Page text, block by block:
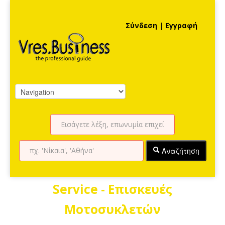
Σύνδεση | Εγγραφή
Αναζήτηση
Service - Επισκευές
Μοτοσυκλετών